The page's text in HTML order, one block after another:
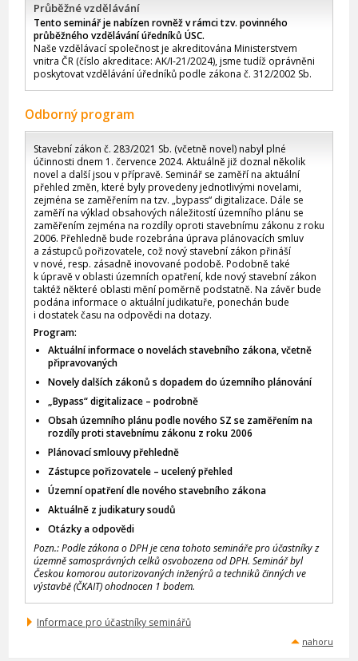
Průběžné vzdělávání
Tento seminář je nabízen rovněž v rámci tzv. povinného
průběžného vzdělávání úředníků ÚSC.
Naše vzdělávací společnost je akreditována Ministerstvem
vnitra ČR (číslo akreditace: AK/I-21/2024), jsme tudíž oprávněni
poskytovat vzdělávání úředníků podle zákona č. 312/2002 Sb.
Odborný program
Stavební zákon č. 283/2021 Sb. (včetně novel) nabyl plné
účinnosti dnem 1. července 2024. Aktuálně již doznal několik
novel a další jsou v přípravě. Seminář se zaměří na aktuální
přehled změn, které byly provedeny jednotlivými novelami,
zejména se zaměřením na tzv. „bypass“ digitalizace. Dále se
zaměří na výklad obsahových náležitostí územního plánu se
zaměřením zejména na rozdíly oproti stavebnímu zákonu z roku
2006. Přehledně bude rozebrána úprava plánovacích smluv
a zástupců pořizovatele, což nový stavební zákon přináší
v nové, resp. zásadně inovované podobě. Podobně také
k úpravě v oblasti územních opatření, kde nový stavební zákon
taktéž některé oblasti mění poměrně podstatně. Na závěr bude
podána informace o aktuální judikatuře, ponechán bude
i dostatek času na odpovědi na dotazy.
Program:
Aktuální informace o novelách stavebního zákona, včetně
připravovaných
Novely dalších zákonů s dopadem do územního plánování
„Bypass“ digitalizace – podrobně
Obsah územního plánu podle nového SZ se zaměřením na
rozdíly proti stavebnímu zákonu z roku 2006
Plánovací smlouvy přehledně
Zástupce pořizovatele – ucelený přehled
Územní opatření dle nového stavebního zákona
Aktuálně z judikatury soudů
Otázky a odpovědi
Pozn.: Podle zákona o DPH je cena tohoto semináře pro účastníky z
územně samosprávných celků osvobozena od DPH. Seminář byl
Českou komorou autorizovaných inženýrů a techniků činných ve
výstavbě (ČKAIT) ohodnocen 1 bodem.
Informace pro účastníky seminářů
nahoru